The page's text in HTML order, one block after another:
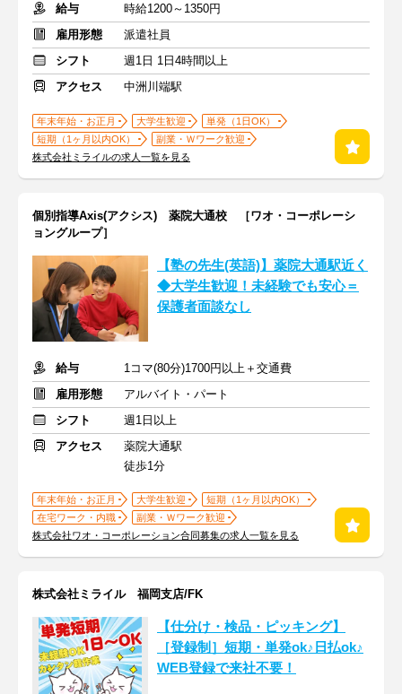
給与
時給1200～1350円
雇用形態
派遣社員
シフト
週1日 1日4時間以上
アクセス
中洲川端駅
年末年始・お正月 大学生歓迎
単発（1日OK）
短期（1ヶ月以内OK）
副業・Ｗワーク歓迎
株式会社ミライルの求人一覧を見る
個別指導Axis(アクシス) 薬院大通校 ［ワオ・コーポレーシ
ョングループ］
【塾の先生(英語)】薬院大通駅近く
◆大学生歓迎！未経験でも安心＝
保護者面談なし
給与
1コマ(80分)1700円以上＋交通費
雇用形態
アルバイト・パート
シフト
週1日以上
アクセス
薬院大通駅
徒歩1分
年末年始・お正月 大学生歓迎
短期（1ヶ月以内OK）
在宅ワーク・内職
副業・Ｗワーク歓迎
株式会社ワオ・コーポレーション合同募集の求人一覧を見る
株式会社ミライル 福岡支店/FK
【仕分け・検品・ピッキング】
［登録制］短期・単発ok♪日払ok♪
WEB登録で来社不要！